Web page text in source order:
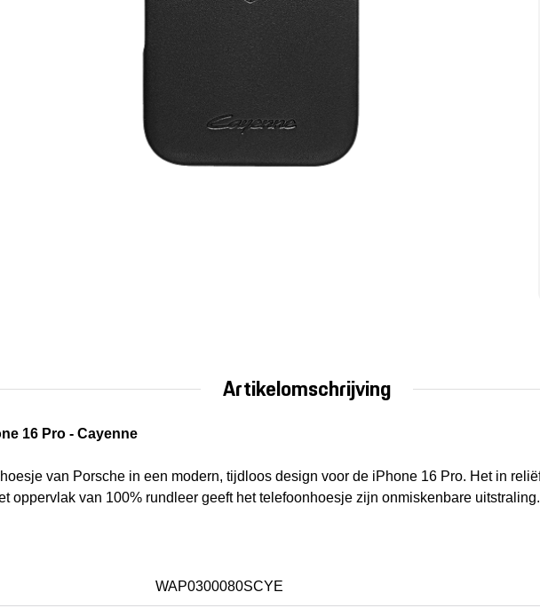
Artikelomschrijving
16 Pro - Cayenne
van Porsche in een modern, tijdloos design voor de iPhone 16 Pro. Het in
oppervlak van 100% rundleer geeft het telefoonhoesje zijn onmiskenbare uitstraling.
WAP0300080SCYE